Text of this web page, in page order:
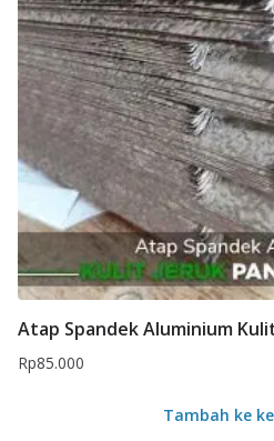
Atap Spandek Aluminium
Rp85.000
Tambah ke